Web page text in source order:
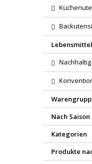
Lebensmittel
Nach Saison
Kategorien
Produkte